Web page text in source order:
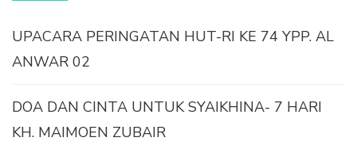
UPACARA PERINGATAN HUT-RI KE 74 YPP. AL
ANWAR 02
DOA DAN CINTA UNTUK SYAIKHINA- 7 HARI
KH. MAIMOEN ZUBAIR